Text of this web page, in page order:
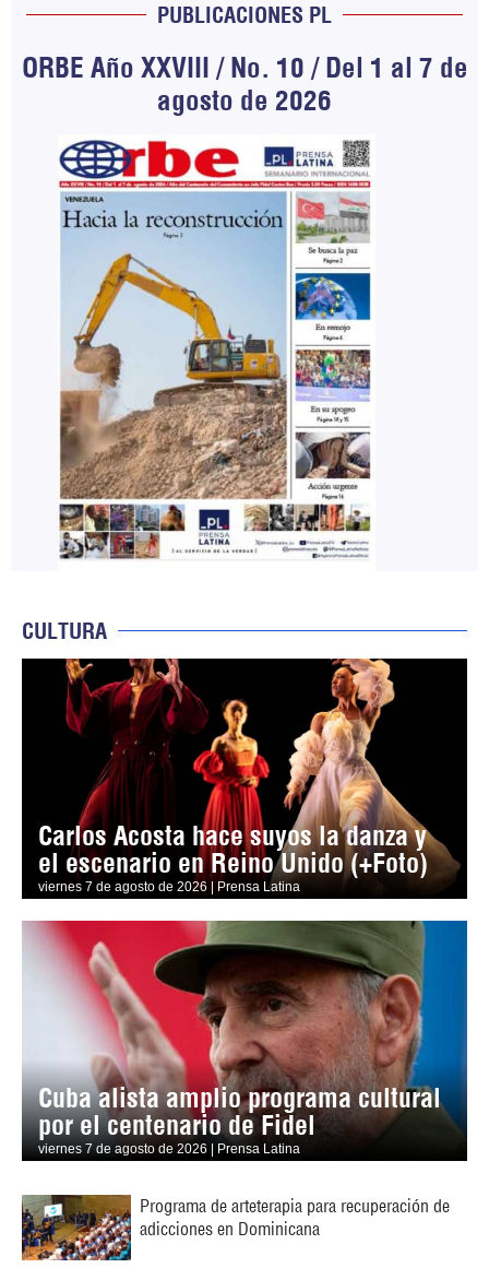
PUBLICACIONES PL
ORBE Año XXVIII / No. 10 / Del 1 al 7 de
agosto de 2026
CULTURA
Carlos Acosta hace suyos la danza y
el escenario en Reino Unido (+Foto)
viernes 7 de agosto de 2026 | Prensa Latina
Cuba alista amplio programa cultural
por el centenario de Fidel
viernes 7 de agosto de 2026 | Prensa Latina
Programa de arteterapia para recuperación de
adicciones en Dominicana